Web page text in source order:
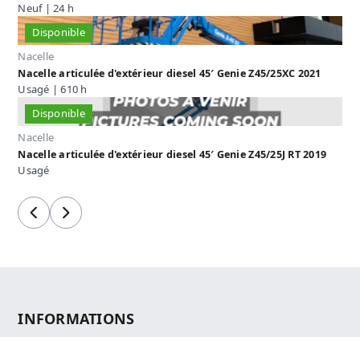
Neuf | 24 h
Disponible
Nacelle
Nacelle articulée d'extérieur diesel 45′ Genie Z45/25XC 2021
Usagé | 610 h
Disponible
Nacelle
Nacelle articulée d'extérieur diesel 45′ Genie Z45/25J RT 2019
Usagé
PrécédentSuivant
INFORMATIONS